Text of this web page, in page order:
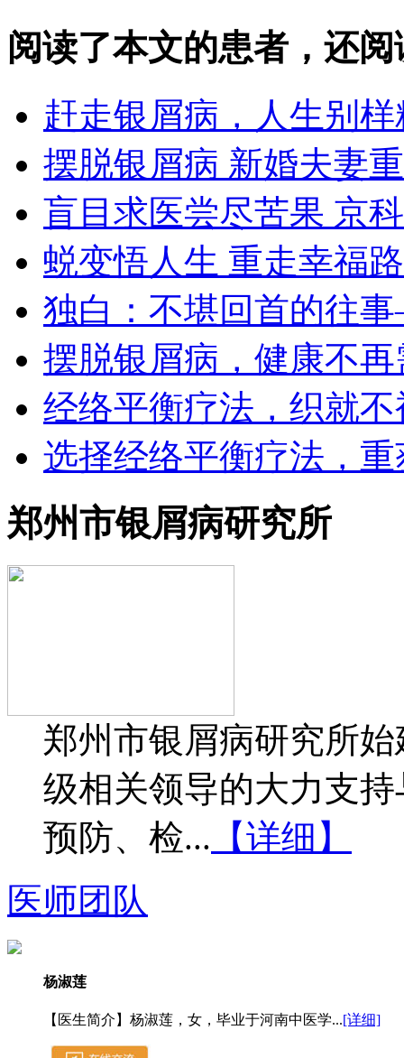
阅读了本文的患者，还
赶走银屑病，人生别
摆脱银屑病 新婚夫妻
盲目求医尝尽苦果 京
蜕变悟人生 重走幸福路
独白：不堪回首的往
摆脱银屑病，健康不
经络平衡疗法，织就
选择经络平衡疗法，
郑州市银屑病研究所
郑州市银屑病研究所
级相关领导的大力支
预防、检... 【详细】
医师团队
杨淑莲
【医生简介】杨淑莲，女，毕业于河南中医学...[详细]